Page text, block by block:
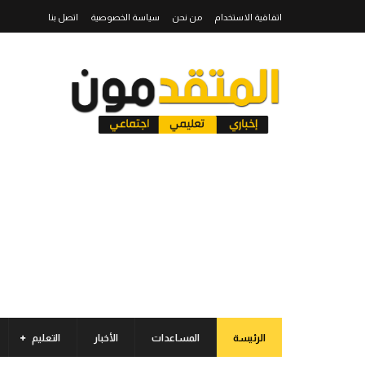
اتفاقية الاستخدام من نحن سياسة الخصوصية اتصل بنا
الرئيسة المساعدات الأخبار التعليم